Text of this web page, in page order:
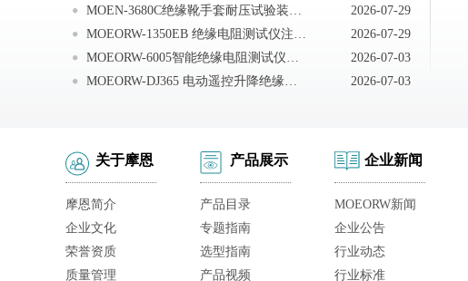
MOEN-3680C绝缘靴手套耐压试验装置注意事项
2026-07-29
MOEORW-1350EB 绝缘电阻测试仪注意事项
2026-07-29
MOEORW-6005智能绝缘电阻测试仪测试接线注意事项
2026-07-03
MOEORW-DJ365 电动遥控升降绝缘支架测试平台注意事项
2026-07-03
关于摩恩
摩恩简介
企业文化
荣誉资质
质量管理
产品展示
产品目录
专题指南
选型指南
产品视频
企业新闻
MOEORW新闻
企业公告
行业动态
行业标准